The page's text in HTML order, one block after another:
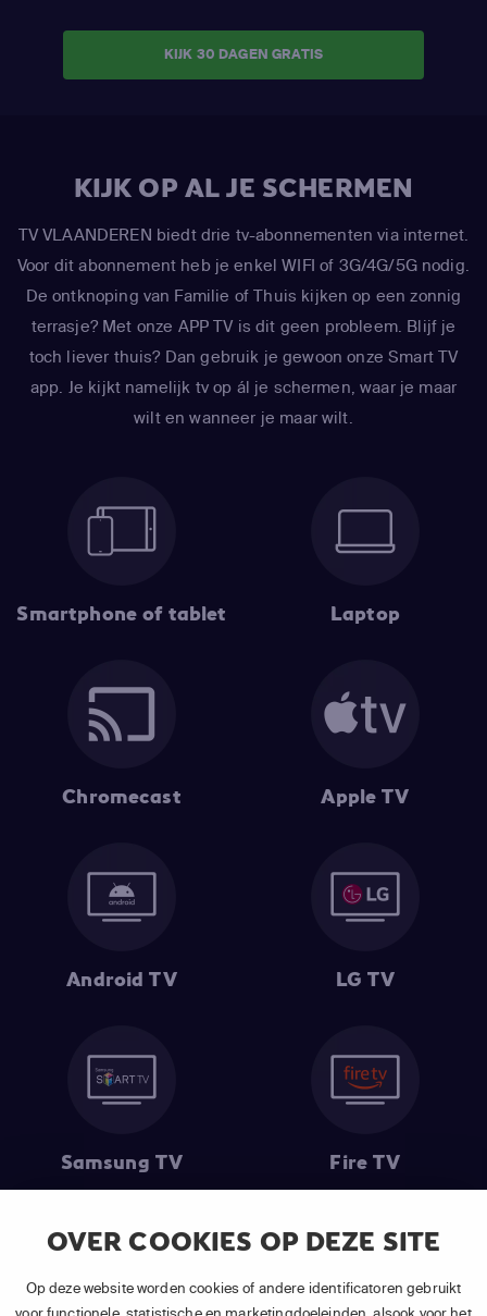
OVER COOKIES OP DEZE SITE
Op deze website worden cookies of andere identificatoren gebruikt
KIJK 30 DAGEN GRATIS
KIJK OP AL JE SCHERMEN
TV VLAANDEREN biedt drie tv-abonnementen via internet.
Voor dit abonnement heb je enkel WIFI of 3G/4G/5G nodig.
De ontknoping van Familie of Thuis kijken op een zonnig
terrasje? Met onze APP TV is dit geen probleem. Blijf je
toch liever thuis? Dan gebruik je gewoon onze Smart TV
app. Je kijkt namelijk tv op ál je schermen, waar je maar
wilt en wanneer je maar wilt.
Smartphone of tablet Laptop
Chromecast Apple TV
Android TV LG TV
Samsung TV Fire TV
(1) De eerste 30 dagen gratis: Geldig op alle nieuwe abonnementen
van APP TV Light, Basic of Plus.